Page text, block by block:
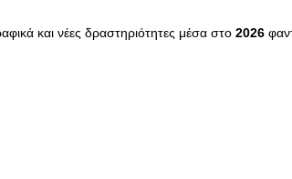
και νέες δραστηριότητες μέσα στο 2026